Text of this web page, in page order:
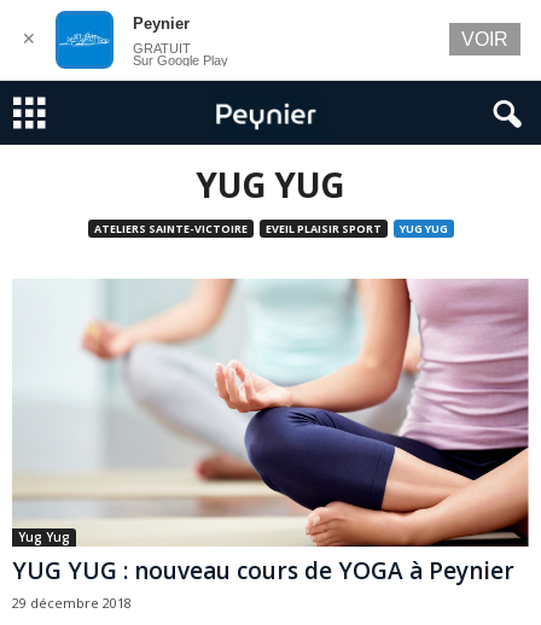
YUG YUG
ATELIERS SAINTE-VICTOIRE EVEIL PLAISIR SPORT YUG YUG
Yug Yug
YUG YUG : nouveau cours de YOGA à Peynier
29 décembre 2018
✕
Peynier
GRATUIT
Sur Google Play
VOIR